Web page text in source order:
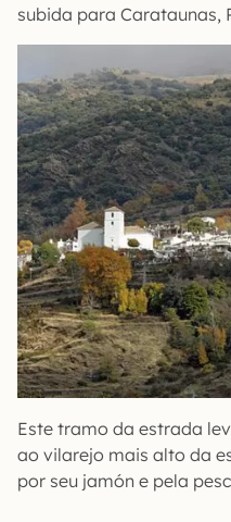
subida para Carataunas,
Este tramo da estrada
ao vilarejo mais alto da
por seu jamón e pela